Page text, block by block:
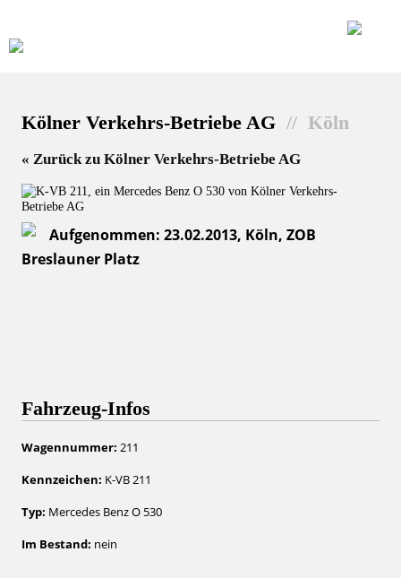
Kölner Verkehrs-Betriebe AG // Köln
« Zurück zu Kölner Verkehrs-Betriebe AG
Aufgenommen: 23.02.2013, Köln, ZOB
Breslauner Platz
Fahrzeug-Infos
Wagennummer: 211
Kennzeichen: K-VB 211
Typ: Mercedes Benz O 530
Im Bestand: nein